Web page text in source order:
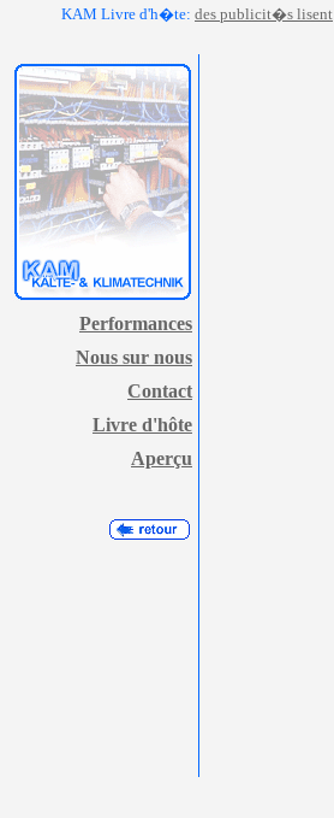
KAM Livre d'h�te: des publicit�s lisent
Performances
Nous sur nous
Contact
Livre d'hôte
Aperçu